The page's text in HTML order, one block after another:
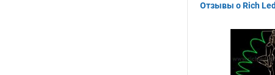
Отзывы о Rich